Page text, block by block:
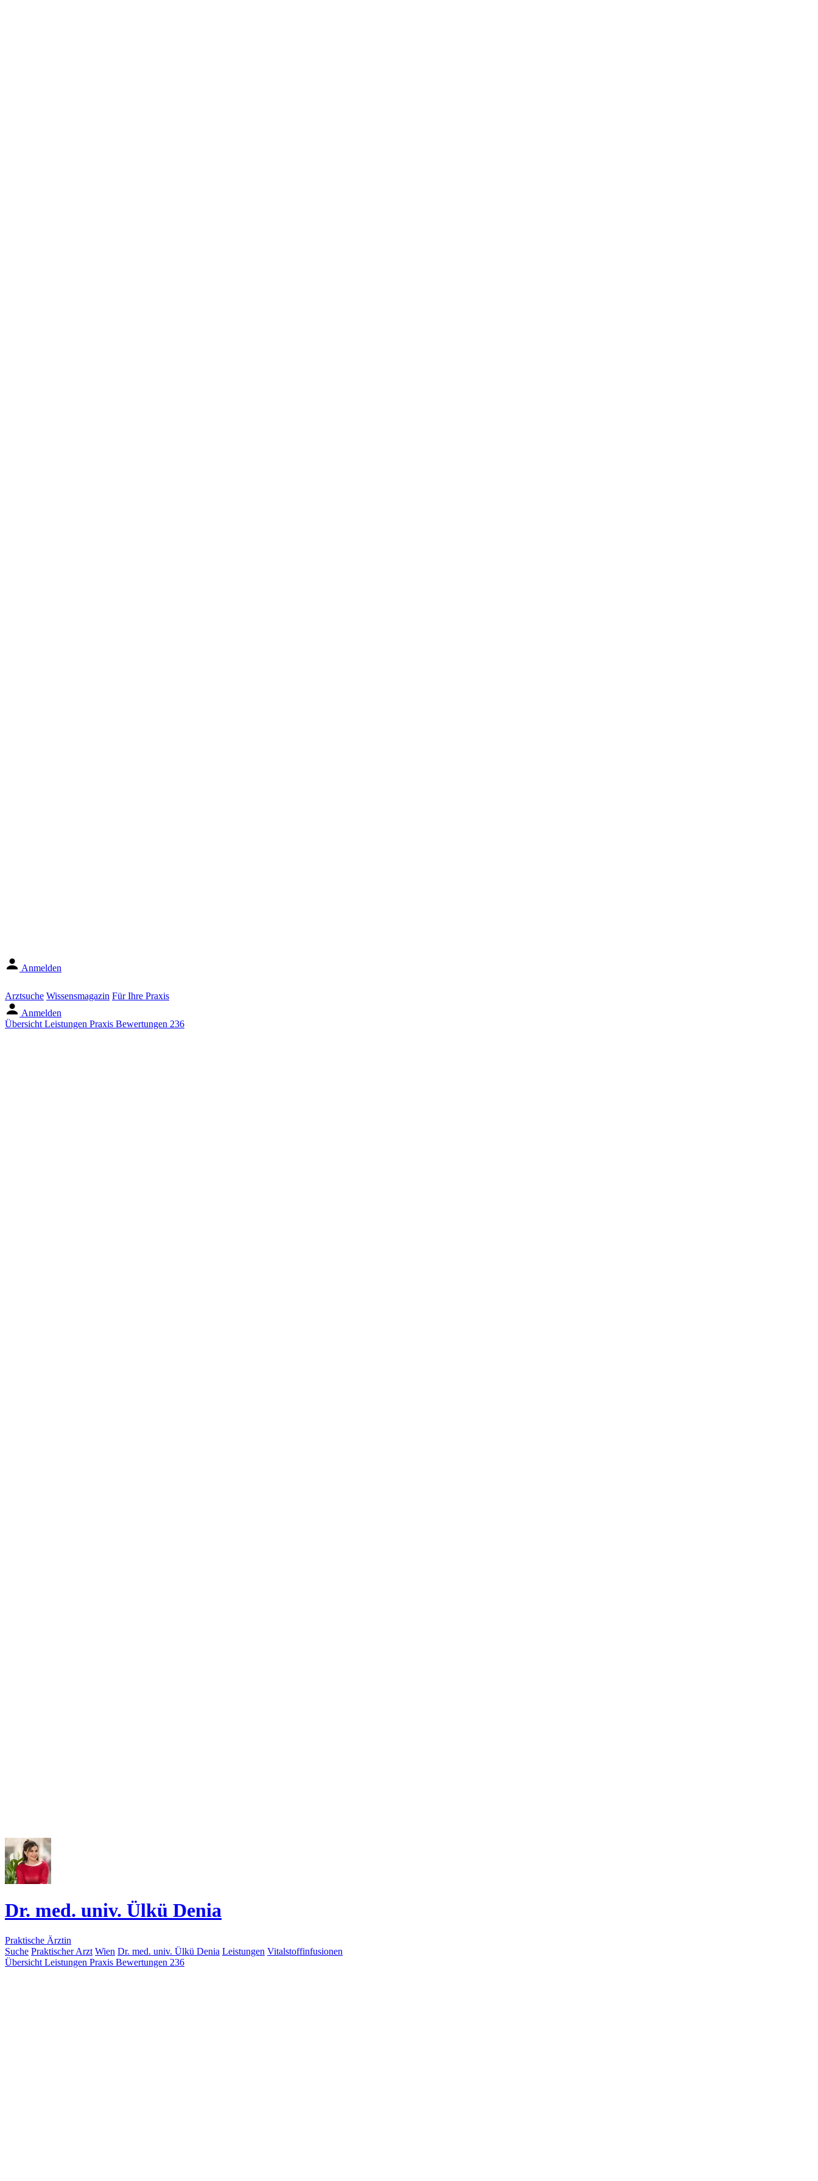
Anmelden
Arztsuche Wissensmagazin Für Ihre Praxis
Anmelden
Übersicht Leistungen Praxis Bewertungen 236
Dr. med. univ. Ülkü Denia
Praktische Ärztin
Suche Praktischer Arzt Wien Dr. med. univ. Ülkü Denia Leistungen Vitalstoffinfusionen
Übersicht Leistungen Praxis Bewertungen 236